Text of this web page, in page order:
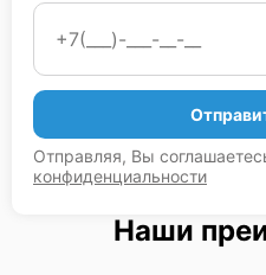
Отправляя, Вы
конфиденциальности
Наши